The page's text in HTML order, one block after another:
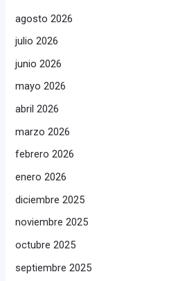
agosto 2026
julio 2026
junio 2026
mayo 2026
abril 2026
marzo 2026
febrero 2026
enero 2026
diciembre 2025
noviembre 2025
octubre 2025
septiembre 2025